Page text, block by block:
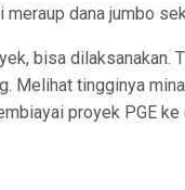
dana jumbo
bisa dilaksanakan.
Melihat tingginya
proyek PGE ke